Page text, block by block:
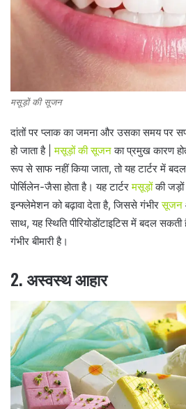
मसूड़ों की सूजन
दांतों पर प्लाक का जमना और उसका समय पर
हो जाता है |मसूड़ों की सूजनका प्रमुख कारण
रूप से साफ नहीं किया जाता, तो यह टार्टर में
पोर्सिलेन-जैसा होता है। यह टार्टरमसूड़ोंकी जड़ों
इन्फ्लेमेशन को बढ़ावा देता है, जिससे गंभीरसूजन
साथ, यह स्थिति पीरियोडोंटाइटिस में बदल
गंभीर बीमारी है।
2. अस्वस्थ आहार